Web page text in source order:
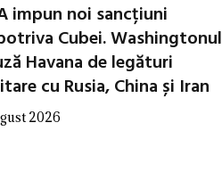
impun noi sancțiuni
Cubei. Washingtonul
Havana de legături
cu Rusia, China și Iran
2026